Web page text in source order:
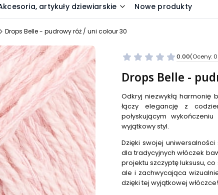
artykuły dziewiarskie Nowe produkty
Drops Belle - pudrowy róż / uni colour 30
0.00(Oceny:
Przejdź do
Drops Belle -
Odkryj niezwykłą harmonię
łączy elegancję z
połyskującym
wyjątkowy styl.
Dzięki swojej
dla tradycyjnych włóczek
projektu szczyptę luksusu,
ale i zachwycająca
dzięki tej wyjątkowej włóczce!